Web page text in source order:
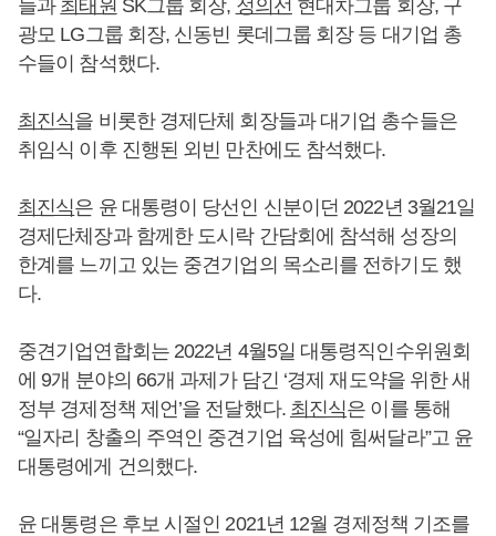
들과 최태원 SK그룹 회장, 정의선 현대차그룹 회장, 구
광모 LG그룹 회장, 신동빈 롯데그룹 회장 등 대기업 총
수들이 참석했다.
최진식을 비롯한 경제단체 회장들과 대기업 총수들은
취임식 이후 진행된 외빈 만찬에도 참석했다.
최진식은 윤 대통령이 당선인 신분이던 2022년 3월21일
경제단체장과 함께한 도시락 간담회에 참석해 성장의
한계를 느끼고 있는 중견기업의 목소리를 전하기도 했
다.
중견기업연합회는 2022년 4월5일 대통령직인수위원회
에 9개 분야의 66개 과제가 담긴 ‘경제 재도약을 위한 새
정부 경제정책 제언’을 전달했다. 최진식은 이를 통해
“일자리 창출의 주역인 중견기업 육성에 힘써달라”고 윤
대통령에게 건의했다.
윤 대통령은 후보 시절인 2021년 12월 경제정책 기조를